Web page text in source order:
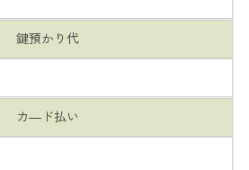
鍵預かり代
カ―ド払い